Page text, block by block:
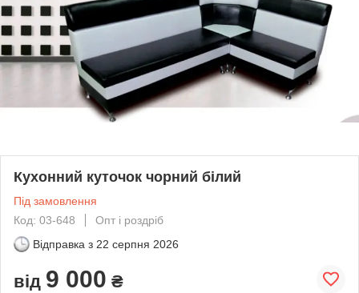
Кухонний куточок чорний білий
Під замовлення
Код: 03-648
Опт і роздріб
Відправка з 22 серпня 2026
від 9 000 ₴